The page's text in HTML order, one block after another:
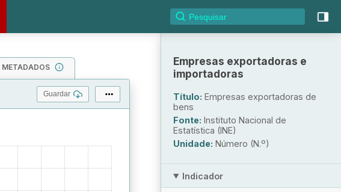
METADADOS
Guardar
Empresas exportadoras e
importadoras
Título: Empresas exportadoras de
bens
Fonte: Instituto Nacional de
Estatística (INE)
Unidade: Número (N.º)
Indicador